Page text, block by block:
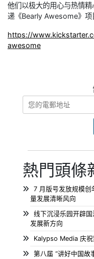
他们以极大的用心与热情
递《Bearly Awesome》项
https://
awesome
熱門頭條
7 月版号发放规模创
量发展清晰风向
线下沉浸乐园开辟
发展新方向
Kalypso Media 庆
第八届 “讲好中国故